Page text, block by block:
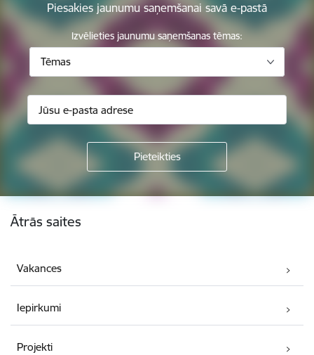
Piesakies jaunumu saņemšanai savā e-pastā
Izvēlieties jaunumu saņemšanas tēmas:
Tēmas
Kājene
Ātrās saites
Vakances
Iepirkumi
Projekti